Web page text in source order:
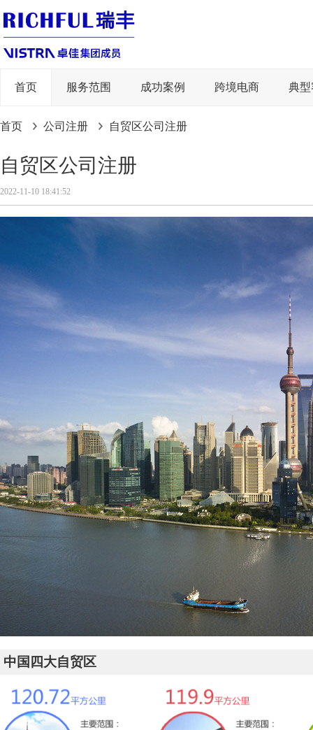
首页 服务范围 成功案例 跨境电商 典
首页 公司注册 自贸区公司注册
自贸区公司注册
2022-11-10 18:41:52
中国四大自贸区